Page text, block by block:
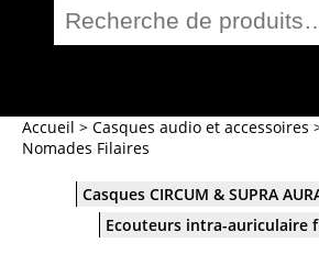
pour :
Accueil > Casques audio et accessoires
Nomades Filaires
Casques CIRCUM & SUPRA
Ecouteurs intra-auriculaire